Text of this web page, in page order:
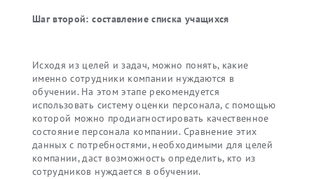
Шаг второй: составление списка учащихся
Исходя из целей и задач, можно понять, какие
именно сотрудники компании нуждаются в
обучении. На этом этапе рекомендуется
использовать систему оценки персонала, с помощью
которой можно продиагностировать качественное
состояние персонала компании. Сравнение этих
данных с потребностями, необходимыми для целей
компании, даст возможность определить, кто из
сотрудников нуждается в обучении.